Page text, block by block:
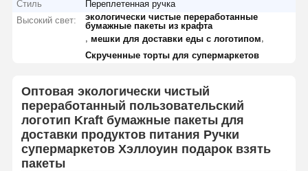
Стиль
Переплетенная ручка
Высокий свет:
экологически чистые переработанные
бумажные пакеты из крафта
мешки для доставки еды с логотипом
Скрученные торты для супермаркетов
Оптовая экологически чистый
переработанный пользовательский
логотип Kraft бумажные пакеты для
доставки продуктов питания Ручки
супермаркетов Хэллоуин подарок взять
пакеты